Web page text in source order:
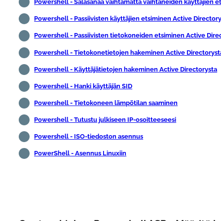
Powershell - Salasanaa vaihtamatta vaihtaneiden käyttäjien
Powershell - Passiivisten käyttäjien etsiminen Active
Powershell - Passiivisten tietokoneiden etsiminen Active
Powershell - Tietokonetietojen hakeminen Active
Powershell - Käyttäjätietojen hakeminen Active Directorysta
Powershell - Hanki käyttäjän SID
Powershell - Tietokoneen lämpötilan saaminen
Powershell - Tutustu julkiseen IP-osoitteeseesi
Powershell - ISO-tiedoston asennus
PowerShell - Asennus Linuxiin